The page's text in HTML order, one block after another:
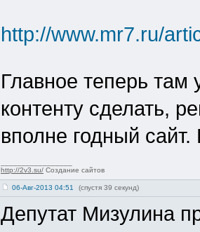
http://www.mr7.ru/
Главное теперь
контенту сделать,
вполне годный
http://2v3.su/ Создание сайтов
06-Авг-2013 04:51 (спустя 39 секунд)
Депутат Мизулина